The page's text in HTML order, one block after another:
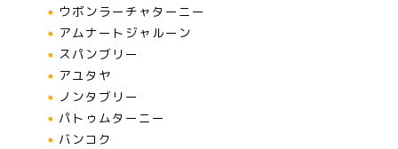
ウボンラーチャターニー
アムナートジャルーン
スパンブリー
アユタヤ
ノンタブリー
パトゥムターニー
バンコク